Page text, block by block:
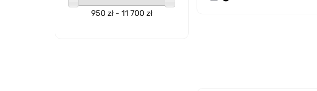
950 zł - 11 700 zł